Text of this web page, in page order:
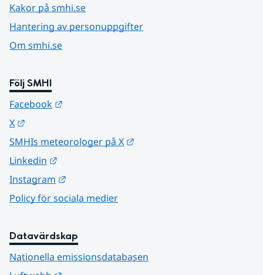
Kakor på smhi.se
Hantering av personuppgifter
Om smhi.se
Följ SMHI
Facebook
X
SMHIs meteorologer på X
Linkedin
Instagram
Policy för sociala medier
Datavärdskap
Nationella emissionsdatabasen